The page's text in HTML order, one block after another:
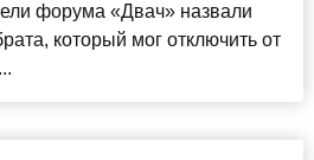
форума «Двач» назвали
который мог отключить от